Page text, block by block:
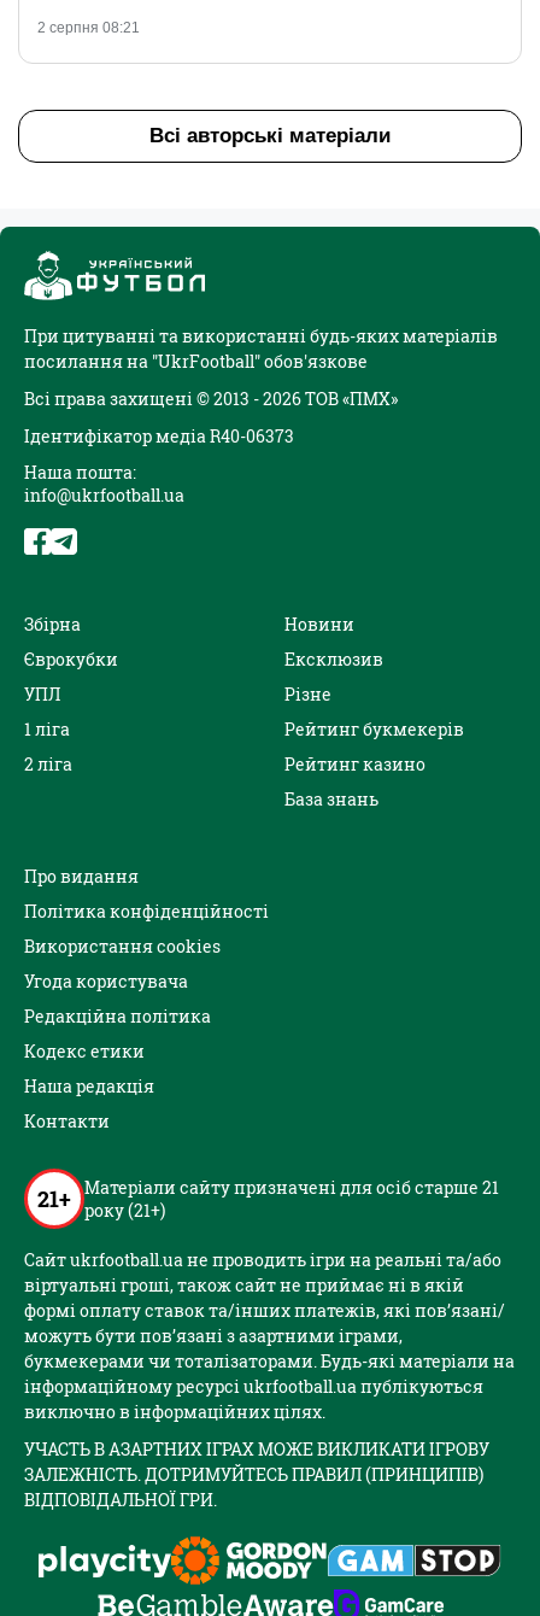
2 серпня 08:21
Всі авторські матеріали
При цитуванні та використанні будь-яких матеріалів
посилання на "UkrFootball" обов'язкове
Всі права захищені © 2013 - 2026 ТОВ «ПМХ»
Ідентифікатор медіа R40-06373
Наша пошта:
info@ukrfootball.ua
Збірна
Єврокубки
УПЛ
1 ліга
2 ліга
Новини
Ексклюзив
Різне
Рейтинг букмекерів
Рейтинг казино
База знань
Про видання
Політика конфіденційності
Використання cookies
Угода користувача
Редакційна політика
Кодекс етики
Наша редакція
Контакти
21+ Матеріали сайту призначені для осіб старше 21
року (21+)
Сайт ukrfootball.ua не проводить ігри на реальні та/або
віртуальні гроші, також сайт не приймає ні в якій
формі оплату ставок та/інших платежів, які пов’язані/
можуть бути пов’язані з азартними іграми,
букмекерами чи тоталізаторами. Будь-які матеріали на
інформаційному ресурсі ukrfootball.ua публікуються
виключно в інформаційних цілях.
УЧАСТЬ В АЗАРТНИХ ІГРАХ МОЖЕ ВИКЛИКАТИ ІГРОВУ
ЗАЛЕЖНІСТЬ. ДОТРИМУЙТЕСЬ ПРАВИЛ (ПРИНЦИПІВ)
ВІДПОВІДАЛЬНОЇ ГРИ.